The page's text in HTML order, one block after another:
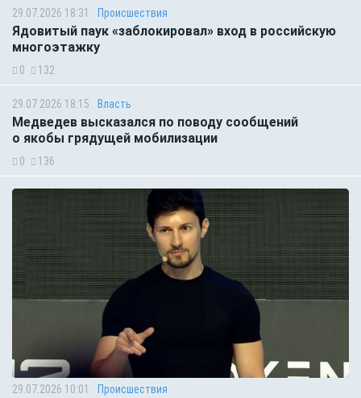
29.07.2026 18:31 Происшествия
Ядовитый паук «заблокировал» вход в российскую
многоэтажку
0 132
29.07.2026 18:15 Власть
Медведев высказался по поводу сообщений
о якобы грядущей мобилизации
0 136
29.07.2026 10:01 Происшествия